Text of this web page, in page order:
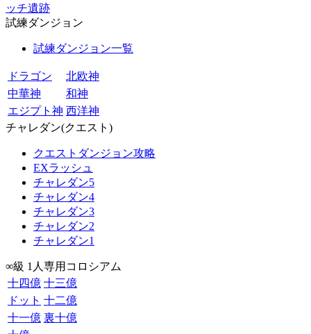
ッチ遺跡
試練ダンジョン
試練ダンジョン一覧
ドラゴン
北欧神
中華神
和神
エジプト神 西洋神
チャレダン(クエスト)
クエストダンジョン攻略
EXラッシュ
チャレダン5
チャレダン4
チャレダン3
チャレダン2
チャレダン1
∞級 1人専用コロシアム
十四億 十三億
ドット 十二億
十一億 裏十億